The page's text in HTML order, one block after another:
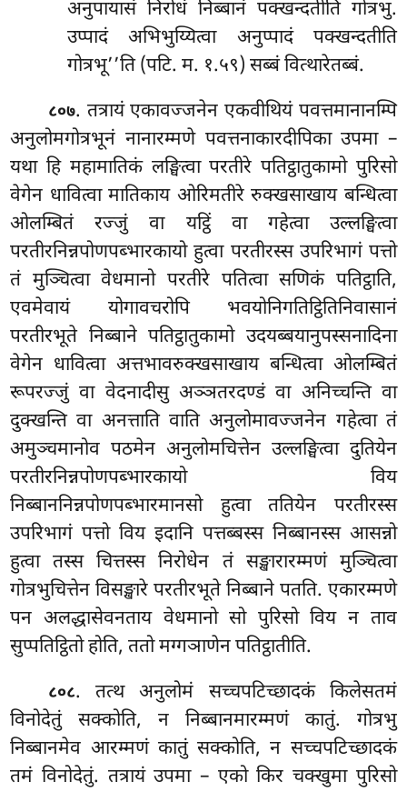
अनुपायासं निरोधं निब्बानं पक्खन्दतीति गोत्रभु.
उप्पादं अभिभुय्यित्वा अनुप्पादं पक्खन्दतीति
गोत्रभू’’ति (पटि. म. १.५९) सब्बं वित्थारेतब्बं.
८०७. तत्रायं एकावज्जनेन एकवीथियं पवत्तमानानम्पि
अनुलोमगोत्रभूनं नानारम्मणे पवत्तनाकारदीपिका उपमा –
यथा हि महामातिकं लङ्घित्वा परतीरे पतिट्ठातुकामो पुरिसो
वेगेन धावित्वा मातिकाय ओरिमतीरे रुक्खसाखाय बन्धित्वा
ओलम्बितं रज्जुं वा यट्ठिं वा गहेत्वा उल्लङ्घित्वा
परतीरनिन्नपोणपब्भारकायो हुत्वा परतीरस्स उपरिभागं पत्तो
तं मुञ्चित्वा वेधमानो परतीरे पतित्वा सणिकं पतिट्ठाति,
एवमेवायं योगावचरोपि भवयोनिगतिट्ठितिनिवासानं
परतीरभूते निब्बाने पतिट्ठातुकामो उदयब्बयानुपस्सनादिना
वेगेन धावित्वा अत्तभावरुक्खसाखाय बन्धित्वा ओलम्बितं
रूपरज्जुं वा वेदनादीसु अञ्ञतरदण्डं वा अनिच्चन्ति वा
दुक्खन्ति वा अनत्ताति वाति अनुलोमावज्जनेन गहेत्वा तं
अमुञ्चमानोव पठमेन अनुलोमचित्तेन उल्लङ्घित्वा दुतियेन
परतीरनिन्नपोणपब्भारकायो विय
निब्बाननिन्नपोणपब्भारमानसो हुत्वा ततियेन परतीरस्स
उपरिभागं पत्तो विय इदानि पत्तब्बस्स निब्बानस्स आसन्नो
हुत्वा तस्स चित्तस्स निरोधेन तं सङ्खारारम्मणं मुञ्चित्वा
गोत्रभुचित्तेन विसङ्खारे परतीरभूते निब्बाने पतति. एकारम्मणे
पन अलद्धासेवनताय वेधमानो सो पुरिसो विय न ताव
सुप्पतिट्ठितो होति, ततो मग्गञाणेन पतिट्ठातीति.
८०८. तत्थ अनुलोमं सच्चपटिच्छादकं किलेसतमं
विनोदेतुं सक्कोति, न निब्बानमारम्मणं कातुं. गोत्रभु
निब्बानमेव आरम्मणं कातुं सक्कोति, न सच्चपटिच्छादकं
तमं विनोदेतुं. तत्रायं उपमा – एको किर चक्खुमा पुरिसो